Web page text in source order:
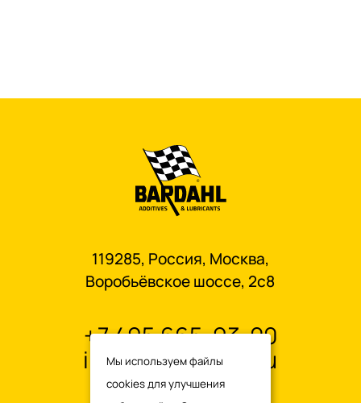
119285, Россия, Москва,
Воробьёвское шоссе, 2с8
+7 495 665-93-00
info@oilbardahl.ru
Мы используем файлы
cookies для улучшения